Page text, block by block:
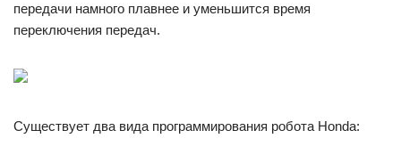
передачи намного плавнее и уменьшится время
переключения передач.
Существует два вида программирования робота Honda: